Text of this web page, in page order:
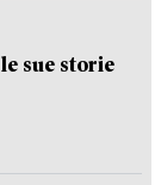
sue storie